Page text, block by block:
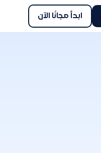
ابدأ مجانًا الآن